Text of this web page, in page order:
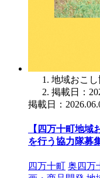
地域おこ
掲載日：
掲載日：
【四万十町地
を行う協力隊募
四万十町 奥四万